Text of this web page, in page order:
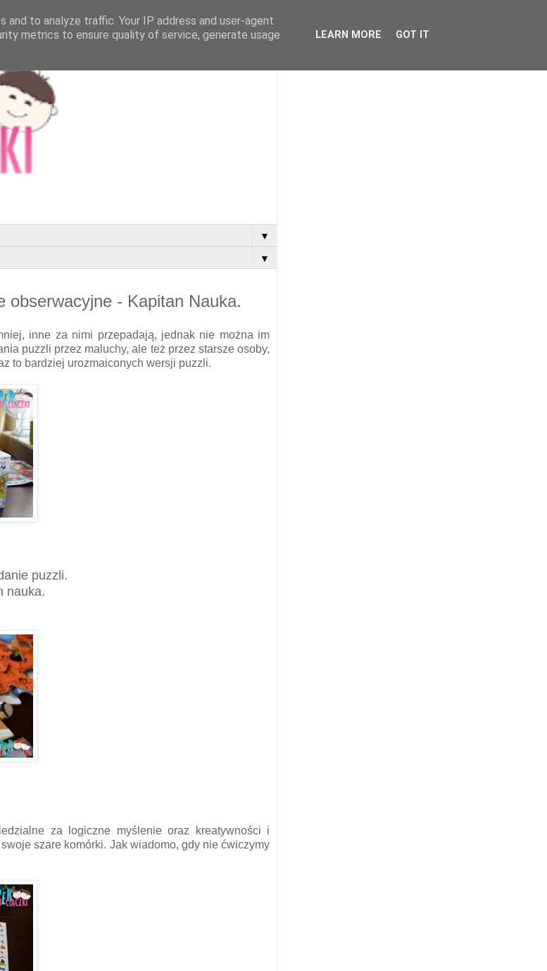
▼
▼
obserwacyjne - Kapitan Nauka.
inne za nimi przepadają, jednak nie można im
puzzli przez maluchy, ale też przez starsze osoby,
to bardziej urozmaiconych wersji puzzli.
puzzli.
nauka.
za logiczne myślenie oraz kreatywności i
szare komórki. Jak wiadomo, gdy nie ćwiczymy
to analyze traffic. Your IP address and user-agent
metrics to ensure quality of service, generate usage
LEARN MORE GOT IT